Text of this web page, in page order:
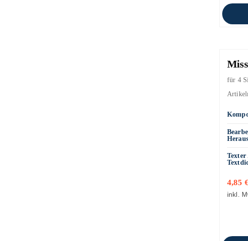
für 4
Texter
4,85
inkl.